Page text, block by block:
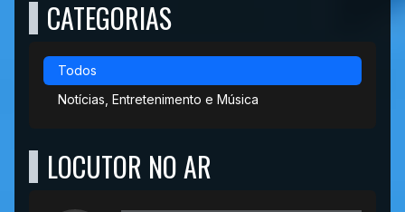
CATEGORIAS
Todos
Notícias, Entretenimento e Música
LOCUTOR NO AR